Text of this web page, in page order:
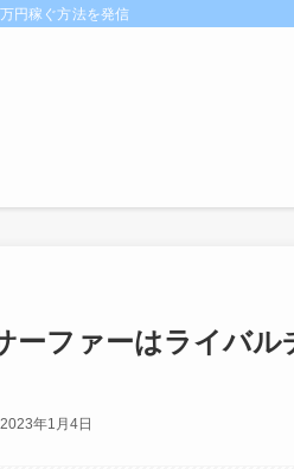
円稼ぐ方法を発信
ーファーはライバ
2023年1月4日